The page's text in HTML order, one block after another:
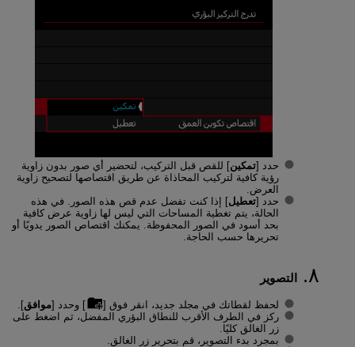
حدد [تمكين] للقص قبل التركيب، لتحضير أي صور بدون زاوية
رؤية كافية لتركيب المحاذاة عن طريق اقتصاصها لتصحيح زاوية
العرض.
حدد [تعطيل] إذا كنت تفضل عدم قص هذه الصور. في هذه
الحالة، يتم تغطية المساحات التي ليس لها زاوية عرض كافية
بحد أسود في الصور المحفوظة. يمكنك اقتصاص الصور يدويًا أو
تحريرها حسب الحاجة.
التصوير
لحفظ لقطاتك في مجلد جديد، انقر فوق [ ] وحدد [موافق].
ركز في الطرف الأقرب للنطاق البؤري المفضل، ثم اضغط على
زر الغالق كليًا.
بمجرد بدء التصوير، قم بتحرير زر الغالق.